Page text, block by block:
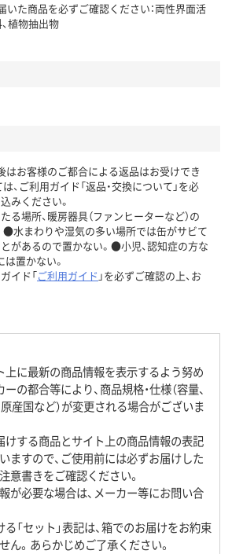
た商品を必ずご確認ください：両性界面活
植物抽出物
はお客様のご都合による返品はお受けでき
、ご利用ガイド「返品・交換について」を必
みください。
る場所、暖房器具（ファンヒーターなど）の
●水まわりや湿気の多い場所では缶がサビて
があるので置かない。●小児、認知症の方な
置かない。
イド「ご利用ガイド 」を必ずご確認の上、お
上に最新の商品情報を表示するよう努め
の都合等により、商品規格・仕様（容量、
原産国など）が変更される場合がございま
けする商品とサイト上の商品情報の表記
ますので、ご使用前には必ずお届けした
意書きをご確認ください。
が必要な場合は、メーカー等にお問い合
「セット」表記は、箱でのお届けをお約束
ん。あらかじめご了承ください。